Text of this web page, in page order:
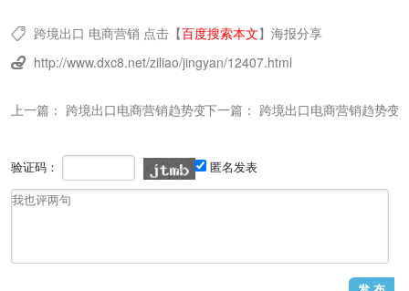
 跨境出口 电商营销 点击【百度搜索本文】 海报分享
 http://www.dxc8.net/ziliao/jingyan/12407.html
上一篇： 跨境出口电商营销趋势变化——营销数字化（3）
下一篇： 跨境出口电商营销趋势
验证码： 匿名发表